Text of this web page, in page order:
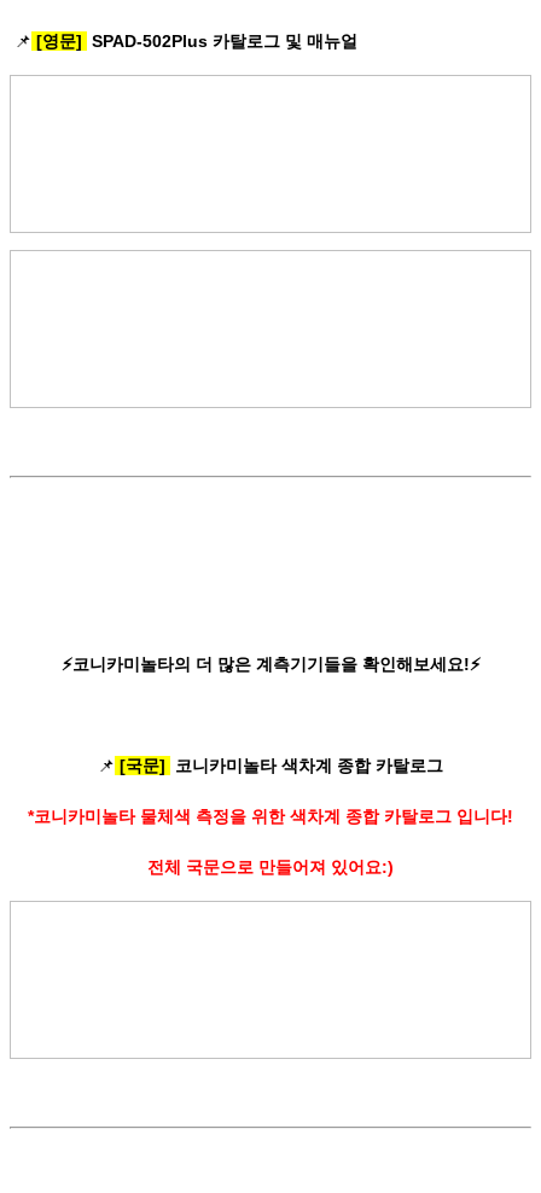
📌 [영문] SPAD-502Plus 카탈로그 및 매뉴얼
⚡코니카미놀타의 더 많은 계측기기들을 확인해보세요!⚡
📌 [국문] 코니카미놀타 색차계 종합 카탈로그
*코니카미놀타 물체색 측정을 위한 색차계 종합 카탈로그 입니다!
전체 국문으로 만들어져 있어요:)